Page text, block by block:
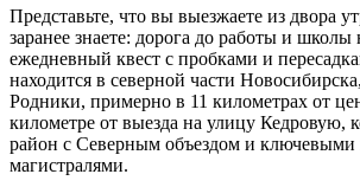
Представьте, что вы выезжаете из двора
заранее знаете: дорога до работы и школы
ежедневный квест с пробками и
находится в северной части
Родники, примерно в 11 километрах от
километре от выезда на улицу Кедровую,
район с Северным объездом и ключевыми
магистралями.